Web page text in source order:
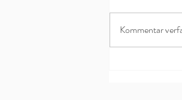
Kommentar